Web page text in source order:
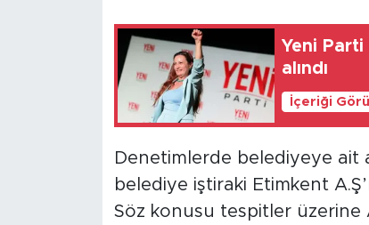
Yeni Parti
alındı
İçeriği
Denetimlerde belediyeye ait
belediye iştiraki Etimkent
Söz konusu tespitler üzerine